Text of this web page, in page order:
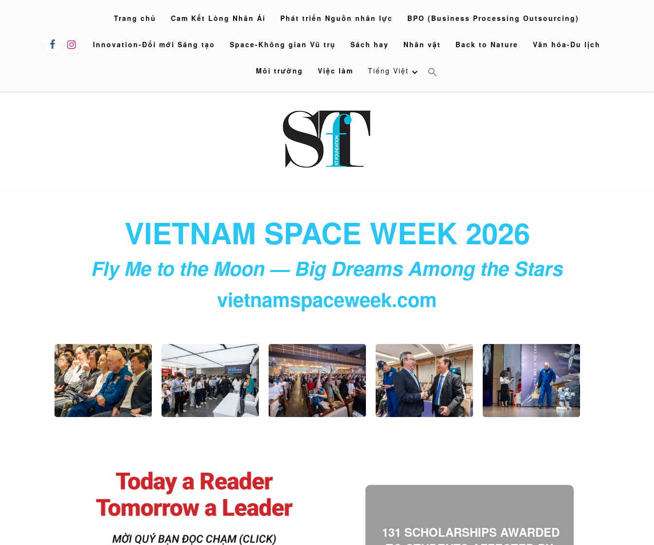
Trang chủ Cam Kết Lòng Nhân Ái Phát triển Nguồn nhân lực BPO (Business Processing Outsourcing)
Innovation-Đổi mới Sáng tạo Space-Không gian Vũ trụ Sách hay Nhân vật Back to Nature Văn hóa-Du lịch
Môi trường Việc làm Tiếng Việt
VIETNAM SPACE WEEK 2026
Fly Me to the Moon — Big Dreams Among the Stars
vietnamspaceweek.com
131 SCHOLARSHIPS AWARDED